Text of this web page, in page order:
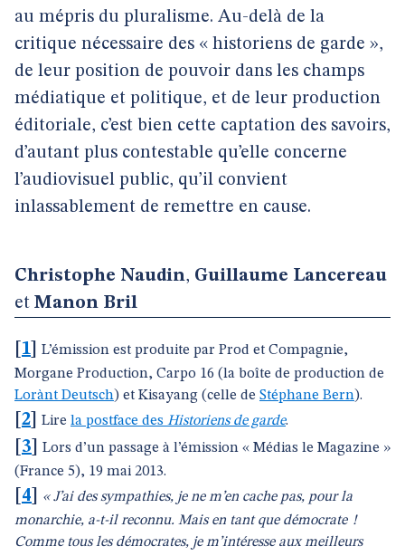
au mépris du pluralisme. Au-delà de la
critique nécessaire des « historiens de garde »,
de leur position de pouvoir dans les champs
médiatique et politique, et de leur production
éditoriale, c’est bien cette captation des savoirs,
d’autant plus contestable qu’elle concerne
l’audiovisuel public, qu’il convient
inlassablement de remettre en cause.
Christophe Naudin, Guillaume Lancereau
et Manon Bril
1
L’émission est produite par Prod et Compagnie,
Morgane Production, Carpo 16 (la boîte de production de
Lorànt Deutsch) et Kisayang (celle de Stéphane Bern).
2 Lire la postface des Historiens de garde.
3
Lors d’un passage à l’émission « Médias le Magazine »
(France 5), 19 mai 2013.
4
« J’ai des sympathies, je ne m’en cache pas, pour la
monarchie, a-t-il reconnu. Mais en tant que démocrate !
Comme tous les démocrates, je m’intéresse aux meilleurs